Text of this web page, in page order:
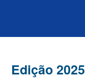
Edição 2025